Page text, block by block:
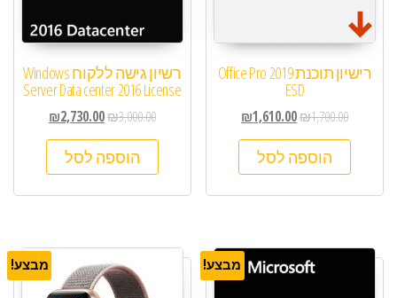
רישיון תוכנת Office Pro 2019
ESD
₪1,700.00
₪1,610.00
הוספה לסל
רשיון גישה ללקוח Windows
Server Data center 2016 License
₪3,000.00
₪2,730.00
הוספה לסל
מבצע! מבצע!